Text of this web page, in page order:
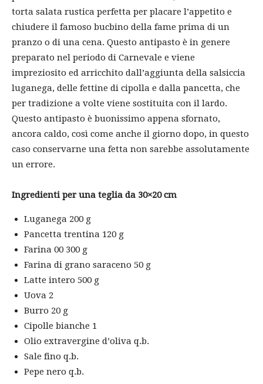
torta salata rustica perfetta per placare l’appetito e
chiudere il famoso bucbino della fame prima di un
pranzo o di una cena. Questo antipasto è in genere
preparato nel periodo di Carnevale e viene
impreziosito ed arricchito dall’aggiunta della salsiccia
luganega, delle fettine di cipolla e dalla pancetta, che
per tradizione a volte viene sostituita con il lardo.
Questo antipasto è buonissimo appena sfornato,
ancora caldo, così come anche il giorno dopo, in questo
caso conservarne una fetta non sarebbe assolutamente
un errore.
Ingredienti per una teglia da 30×20 cm
Luganega 200 g
Pancetta trentina 120 g
Farina 00 300 g
Farina di grano saraceno 50 g
Latte intero 500 g
Uova 2
Burro 20 g
Cipolle bianche 1
Olio extravergine d’oliva q.b.
Sale fino q.b.
Pepe nero q.b.